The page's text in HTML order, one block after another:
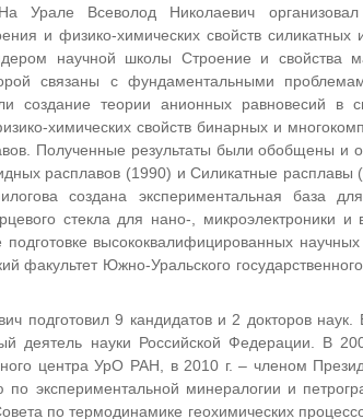
Урале Всеволод Николаевич организовал
и физико-химических свойств
научной школы Строение и свойства
связаны с фундаментальными
создание теории анионных равновесий в
химических свойств бинарных и
Полученные результаты были обобщены и
расплавов (1990) и Силикатные
создана экспериментальная база
стекла для нано-, микроэлектроники
высококвалифицированных
факультет Южно-Уральского
подготовил 9 кандидатов и 2 докторов
деятель науки Российской Федерации. В
центра УрО РАН, в 2010 г. – членом
по экспериментальной минералогии и
по термодинамике геохимических